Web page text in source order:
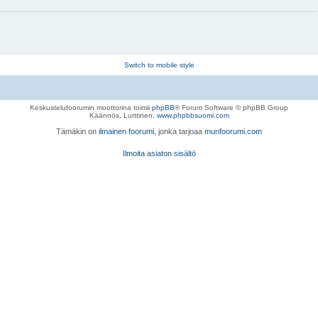
Switch to mobile style
Keskustelufoorumin moottorina toimii phpBB® Forum Software © phpBB Group
Käännös, Lurttinen, www.phpbbsuomi.com
Tämäkin on ilmainen foorumi , jonka tarjoaa munfoorumi.com
Ilmoita asiaton sisältö